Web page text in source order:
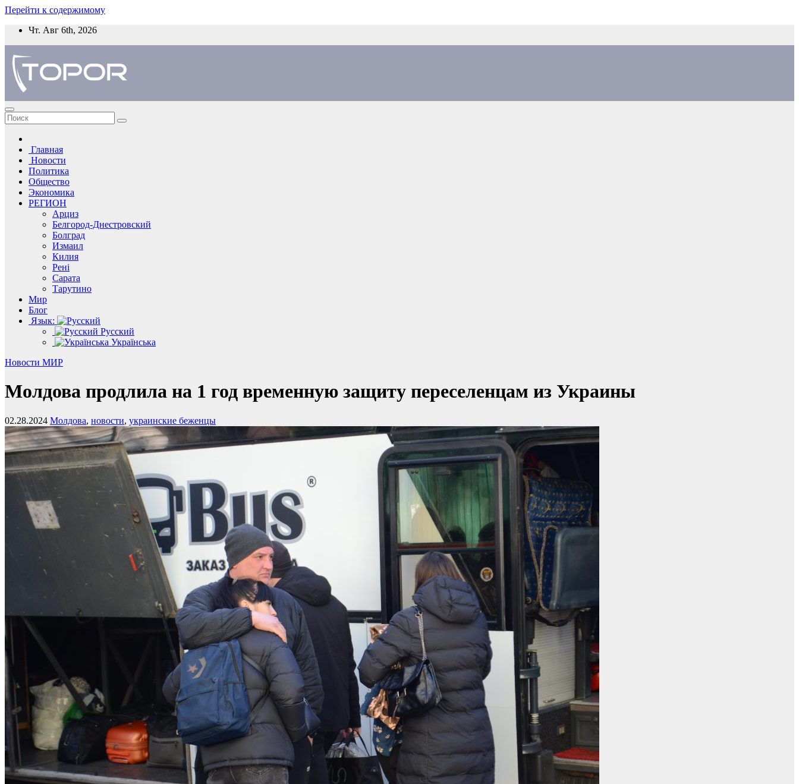
Перейти к содержимому
Чт. Авг 6th, 2026
Главная
Новости
Политика
Общество
Экономика
РЕГИОН
Арциз
Белгород-Днестровский
Болград
Измаил
Килия
Рені
Сарата
Тарутино
Мир
Блог
Язык:
Русский
Українська
Новости МИР
Молдова продлила на 1 год временную защиту переселенцам из Украины
02.28.2024 Молдова, новости, украинские беженцы